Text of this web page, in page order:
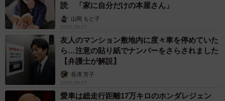
pic.twitter.com/URiCVzKmBI
— ポークジンジャー (@porkginjer)
ぜひぜひ。びたん、びたんしてからの頭から丸呑みでした
＾＾
pic.twitter.com/0X1ajoLsEB
— ポークジンジャー (@porkginjer) August 4, 2025
読 「家に自分だけの本屋さん」
山岡 もと子
2026.08.07
友人のマンション敷地内に度々車を停めていた
ら…注意の貼り紙でナンバーをさらされました
【弁護士が解説】
長澤 芳子
2026.08.07
愛車は総走行距離17万キロのホンダレジェン